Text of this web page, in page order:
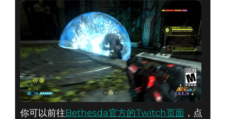
你可以前往Bethesda官方的Twitch页面，点